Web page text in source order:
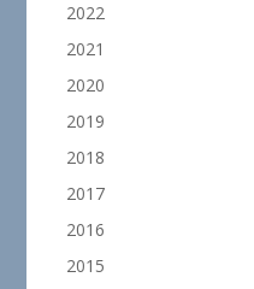
2022
2021
2020
2019
2018
2017
2016
2015